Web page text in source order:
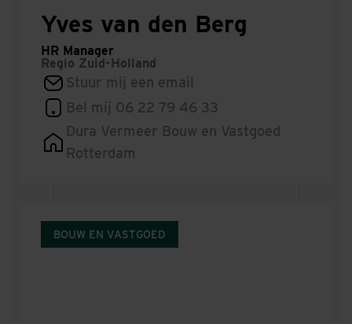
Yves van den Berg
HR Manager
Regio Zuid-Holland
Stuur mij een email
Bel mij 06 22 79 46 33
Dura Vermeer Bouw en Vastgoed
Rotterdam
BOUW EN VASTGOED